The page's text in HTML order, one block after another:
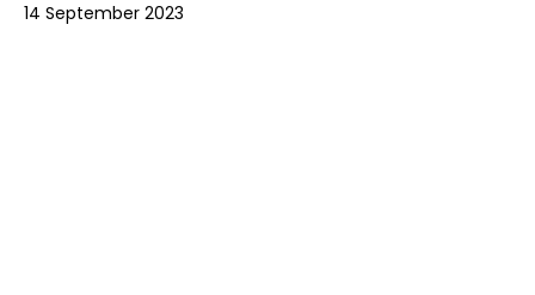
14 September 2023